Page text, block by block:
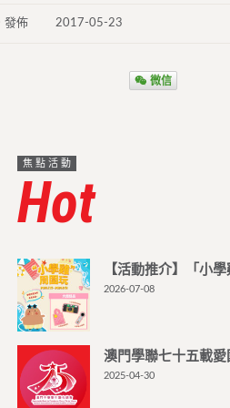
發佈 2017-05-23
微信
焦點活動
Hot
【活動推介】「小
2026-07-08
澳門學聯七十五載愛
2025-04-30